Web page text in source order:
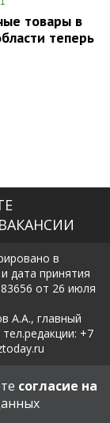
товары в
теперь
ВАКАНСИИ
в
дата принятия
от 26 июля
А.А., главный
+7
персональных
согласие на